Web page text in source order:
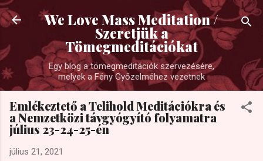
Ugrás a fő tartalomra
We Love Mass Meditation /
Szeretjük a
Tömegmeditációkat
Egy blog a tömegmeditációk szervezésére,
melyek a Fény Győzelméhez vezetnek
Emlékeztető a Telihold Meditációkra és
a Nemzetközi távgyógyító folyamatra
július 23-24-25-én
július 21, 2021